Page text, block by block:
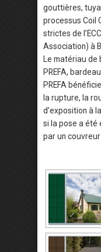
gouttières,
processus Coil
strictes de
Association) à
Le matériau
PREFA,
PREFA
la rupture, la
d’exposition à
si la pose a été
par un couvreur